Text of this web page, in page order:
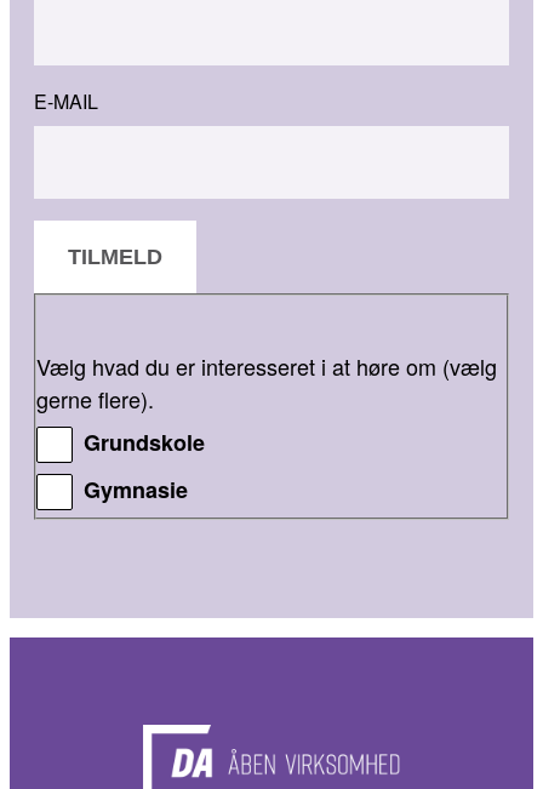
E-MAIL
TILMELD
Vælg hvad du er interesseret i at høre om (vælg
gerne flere).
Grundskole
Gymnasie